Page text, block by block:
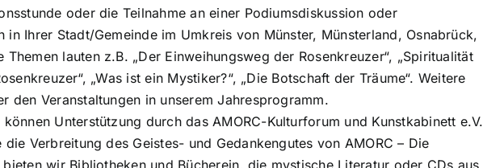
oder die Teilnahme an einer Podiumsdiskussion oder
in Ihrer Stadt/Gemeinde im Umkreis von Münster, Münsterland, Osnabrück,
lauten z.B. „Der Einweihungsweg der Rosenkreuzer“, „Spiritualität
„Was ist ein Mystiker?“, „Die Botschaft der Träume“. Weitere
den Veranstaltungen in unserem Jahresprogramm.
Unterstützung durch das AMORC-Kulturforum und Kunstkabinett e.V.
Verbreitung des Geistes- und Gedankengutes von AMORC – Die
wir Bibliotheken und Bücherein, die mystische Literatur oder CDs aus